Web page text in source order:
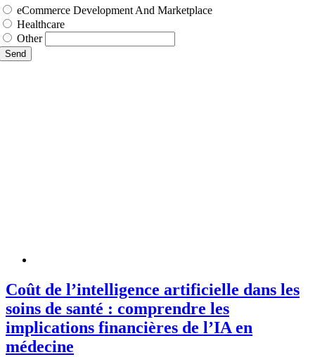
eCommerce Development And Marketplace
Healthcare
Other
Send
Coût de l’intelligence artificielle dans les
soins de santé : comprendre les
implications financières de l’IA en
médecine